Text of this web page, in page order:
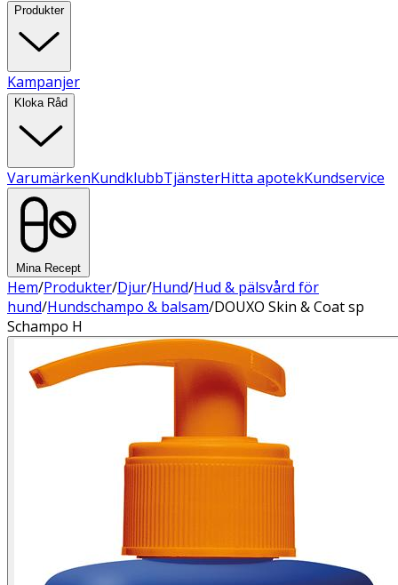
Produkter
Kampanjer
Kloka Råd
VarumärkenKundklubbTjänsterHitta apotekKundservice
Mina Recept
Hem/Produkter/Djur/Hund/Hud & pälsvård för
hund/Hundschampo & balsam/DOUXO Skin & Coat sp
Schampo H